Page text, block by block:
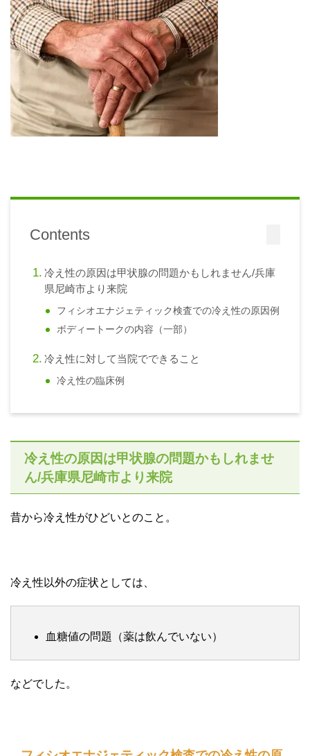
Contents
冷え性の原因は甲状腺の問題かもしれません/兵庫
県尼崎市より来院
フィシオエナジェティック検査での冷え性の原因例
ボディートークの内容（一部）
冷え性に対して当院でできること
冷え性の臨床例
冷え性の原因は甲状腺の問題かもしれませ
ん/兵庫県尼崎市より来院
昔から冷え性がひどいとのこと。
冷え性以外の症状としては、
血糖値の問題（薬は飲んでいない）
などでした。